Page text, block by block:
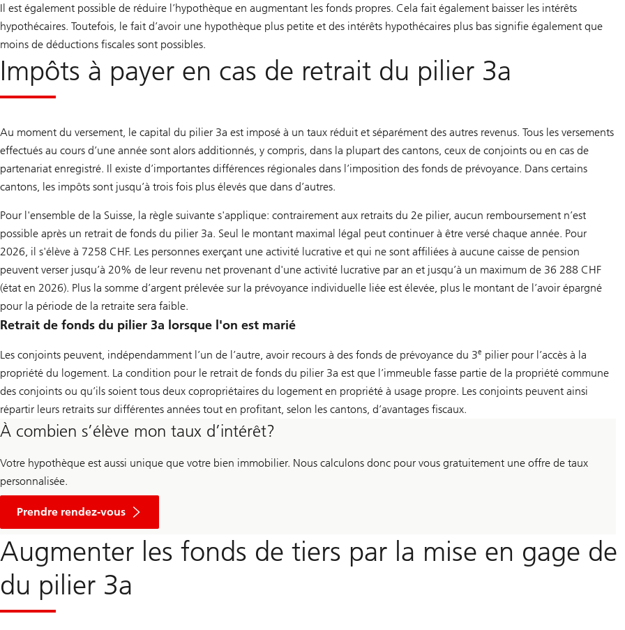
Il est également possible de réduire l’hypothèque en augmentant les fonds propres. Cela fait également baisser les intérêts
hypothécaires. Toutefois, le fait d’avoir une hypothèque plus petite et des intérêts hypothécaires plus bas signifie également que
moins de déductions fiscales sont possibles.
Impôts à payer en cas de retrait du pilier 3a
Au moment du versement, le capital du pilier 3a est imposé à un taux réduit et séparément des autres revenus. Tous les versements
effectués au cours d’une année sont alors additionnés, y compris, dans la plupart des cantons, ceux de conjoints ou en cas de
partenariat enregistré. Il existe d’importantes différences régionales dans l’imposition des fonds de prévoyance. Dans certains
cantons, les impôts sont jusqu’à trois fois plus élevés que dans d’autres.
Pour l'ensemble de la Suisse, la règle suivante s'applique: contrairement aux retraits du 2e pilier, aucun remboursement n’est
possible après un retrait de fonds du pilier 3a. Seul le montant maximal légal peut continuer à être versé chaque année. Pour
2026, il s'élève à 7258 CHF. Les personnes exerçant une activité lucrative et qui ne sont affiliées à aucune caisse de pension
peuvent verser jusqu’à 20% de leur revenu net provenant d'une activité lucrative par an et jusqu’à un maximum de 36 288 CHF
(état en 2026). Plus la somme d’argent prélevée sur la prévoyance individuelle liée est élevée, plus le montant de l’avoir épargné
pour la période de la retraite sera faible.
Retrait de fonds du pilier 3a lorsque l'on est marié
Les conjoints peuvent, indépendamment l’un de l’autre, avoir recours à des fonds de prévoyance du 3e pilier pour l’accès à la
propriété du logement. La condition pour le retrait de fonds du pilier 3a est que l’immeuble fasse partie de la propriété commune
des conjoints ou qu’ils soient tous deux copropriétaires du logement en propriété à usage propre. Les conjoints peuvent ainsi
répartir leurs retraits sur différentes années tout en profitant, selon les cantons, d’avantages fiscaux.
À combien s’élève mon taux d’intérêt?
Votre hypothèque est aussi unique que votre bien immobilier. Nous calculons donc pour vous gratuitement une offre de taux
personnalisée.
Prendre rendez-vous
conseil
taux
d’intérêt
hypothécaire
Augmenter les fonds de tiers par la mise en gage
du pilier 3a